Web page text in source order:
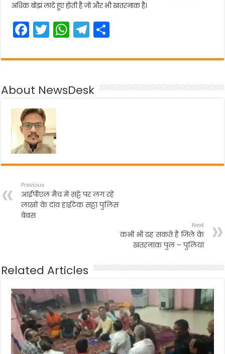
अधिक बोझ लादे हुए होती है जो और भी खतरनाक है।
F
a
c
b
o
o
k
T
w
itt
W
h
a
A
T
el
e
a
ar
About NewsDesk
Previous
आईपीएल मैच में सट्टे पर लग रहे
लाखों के दांव हाईटेक सट्टा पुलिस
बेबस
Next
कभी भी ढह सकते है जिले के
खतरनाक पुल – पुलियां
Related Articles